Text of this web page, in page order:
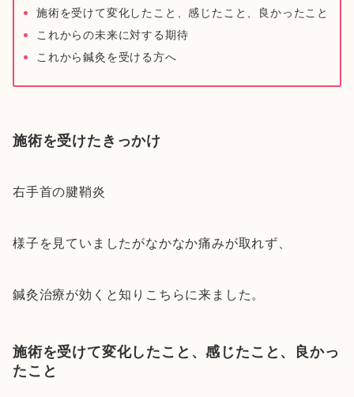
施術を受けて変化したこと、感じたこと、良かったこと
これからの未来に対する期待
これから鍼灸を受ける方へ
施術を受けたきっかけ
右手首の腱鞘炎
様子を見ていましたがなかなか痛みが取れず、
鍼灸治療が効くと知りこちらに来ました。
施術を受けて変化したこと、感じたこと、良かっ
たこと